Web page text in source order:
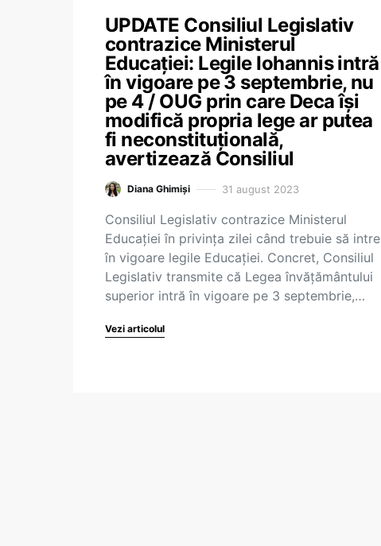
UPDATE Consiliul Legislativ
contrazice Ministerul
Educației: Legile Iohannis intră
în vigoare pe 3 septembrie, nu
pe 4 / OUG prin care Deca își
modifică propria lege ar putea
fi neconstituțională,
avertizează Consiliul
Diana Ghimiși 31 august 2023
Consiliul Legislativ contrazice Ministerul
Educației în privința zilei când trebuie să intre
în vigoare legile Educației. Concret, Consiliul
Legislativ transmite că Legea învățământului
superior intră în vigoare pe 3 septembrie,…
Vezi articolul